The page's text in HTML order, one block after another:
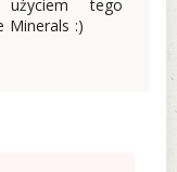
tego
Minerals :)